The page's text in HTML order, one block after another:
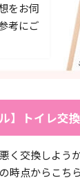
をお伺
考にご
ル】トイレ
く交換しよう
時点からこち